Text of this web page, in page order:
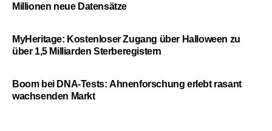
Millionen neue Datensätze
MyHeritage: Kostenloser Zugang über Halloween zu
über 1,5 Milliarden Sterberegistern
Boom bei DNA-Tests: Ahnenforschung erlebt rasant
wachsenden Markt